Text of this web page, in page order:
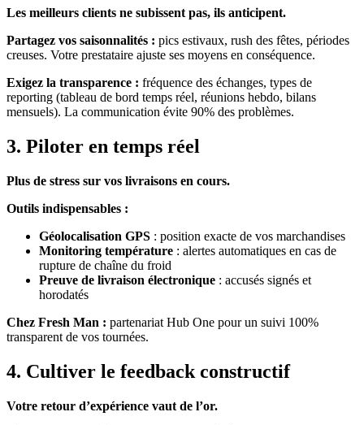
Les meilleurs clients ne subissent pas, ils anticipent.
Partagez vos saisonnalités : pics estivaux, rush des fêtes, périodes
creuses. Votre prestataire ajuste ses moyens en conséquence.
Exigez la transparence : fréquence des échanges, types de
reporting (tableau de bord temps réel, réunions hebdo, bilans
mensuels). La communication évite 90% des problèmes.
3. Piloter en temps réel
Plus de stress sur vos livraisons en cours.
Outils indispensables :
Géolocalisation GPS : position exacte de vos marchandises
Monitoring température : alertes automatiques en cas de
rupture de chaîne du froid
Preuve de livraison électronique : accusés signés et
horodatés
Chez Fresh Man : partenariat Hub One pour un suivi 100%
transparent de vos tournées.
4. Cultiver le feedback constructif
Votre retour d’expérience vaut de l’or.